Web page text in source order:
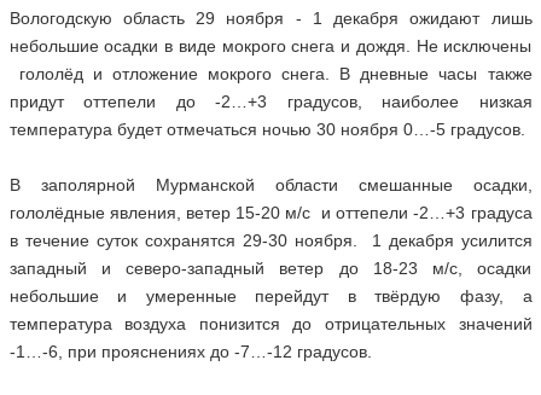
Вологодскую область 29 ноября - 1 декабря ожидают лишь
небольшие осадки в виде мокрого снега и дождя. Не исключены
гололёд и отложение мокрого снега. В дневные часы также
придут оттепели до -2…+3 градусов, наиболее низкая
температура будет отмечаться ночью 30 ноября 0…-5 градусов.
В заполярной Мурманской области смешанные осадки,
гололёдные явления, ветер 15-20 м/с и оттепели -2…+3 градуса
в течение суток сохранятся 29-30 ноября. 1 декабря усилится
западный и северо-западный ветер до 18-23 м/с, осадки
небольшие и умеренные перейдут в твёрдую фазу, а
температура воздуха понизится до отрицательных значений
-1…-6, при прояснениях до -7…-12 градусов.